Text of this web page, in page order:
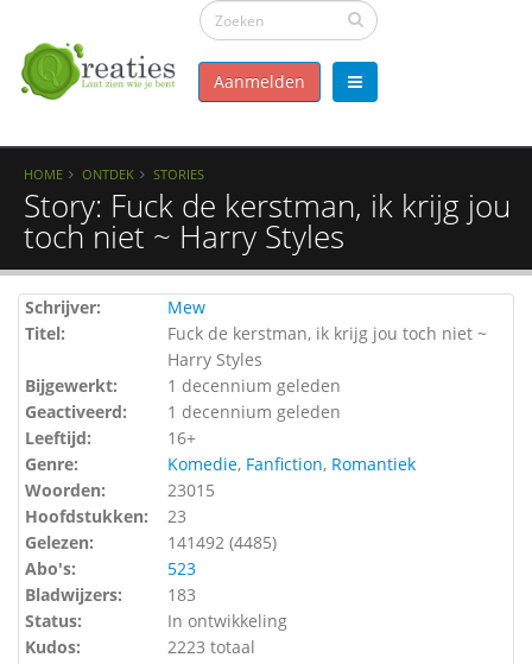
Aanmelden
HOME ONTDEK STORIES
Story: Fuck de kerstman, ik krijg jou
toch niet ~ Harry Styles
Schrijver:
Mew
Titel:
Fuck de kerstman, ik krijg jou toch niet ~
Harry Styles
Bijgewerkt:
1 decennium geleden
Geactiveerd:
1 decennium geleden
Leeftijd:
16+
Genre:
Komedie, Fanfiction, Romantiek
Woorden:
23015
Hoofdstukken:
23
Gelezen:
141492 (4485)
Abo's:
523
Bladwijzers:
183
Status:
In ontwikkeling
Kudos:
2223 totaal